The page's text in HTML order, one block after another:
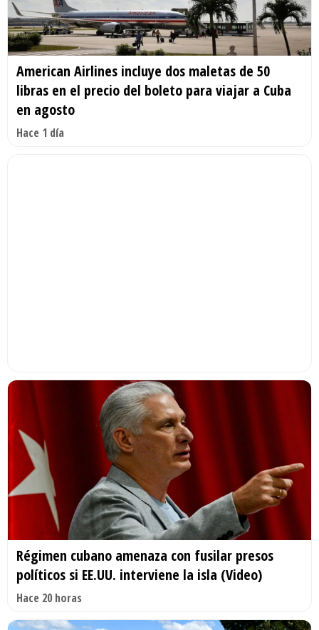
American Airlines incluye dos maletas de 50
libras en el precio del boleto para viajar a Cuba
en agosto
Hace 1 día
Régimen cubano amenaza con fusilar presos
políticos si EE.UU. interviene la isla (Video)
Hace 20 horas